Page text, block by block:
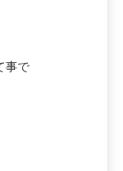
事で